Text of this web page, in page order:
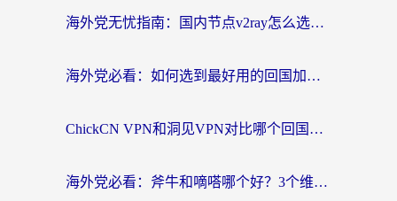
海外党无忧指南：国内节点v2ray怎么选？一键回国VPN+多场景实测帮你避坑
海外党必看：如何选到最好用的回国加速器？从节点到售后的全维度指南
ChickCN VPN和洞见VPN对比哪个回国效果更好？海外党亲测3款加速器+避坑指南
海外党必看：斧牛和嘀嗒哪个好？3个维度教你选对回国加速器